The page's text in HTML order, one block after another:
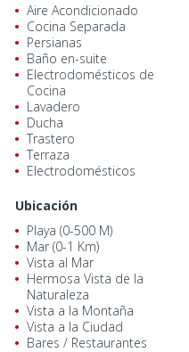
Aire Acondicionado
Cocina Separada
Persianas
Baño en-suite
Electrodomésticos de
Cocina
Lavadero
Ducha
Trastero
Terraza
Electrodomésticos
Ubicación
Playa (0-500 M)
Mar (0-1 Km)
Vista al Mar
Hermosa Vista de la
Naturaleza
Vista a la Montaña
Vista a la Ciudad
Bares / Restaurantes